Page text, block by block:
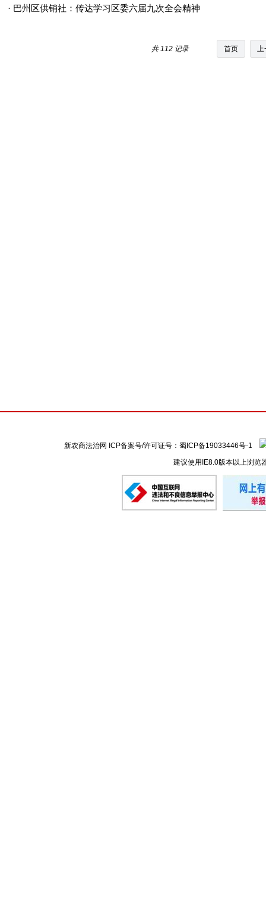
· 巴州区供销社：传达学习区委六届九次全会精神
共 112 记录 首页 上
新农商法治网 ICP备案号/许可证号： 蜀ICP备19033446号-1
建议使用IE8.0版本以上浏览